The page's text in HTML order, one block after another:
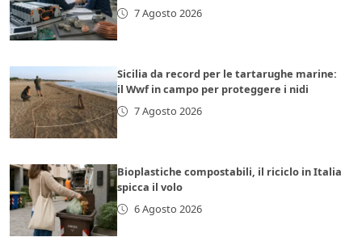
7 Agosto 2026
Sicilia da record per le tartarughe marine:
il Wwf in campo per proteggere i nidi
7 Agosto 2026
Bioplastiche compostabili, il riciclo in Italia
spicca il volo
6 Agosto 2026